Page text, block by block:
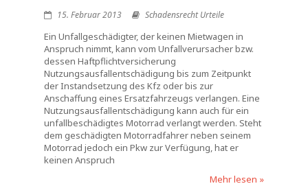
15. Februar 2013 Schadensrecht Urteile
Ein Unfallgeschädigter, der keinen Mietwagen in
Anspruch nimmt, kann vom Unfallverursacher bzw.
dessen Haftpflichtversicherung
Nutzungsausfallentschädigung bis zum Zeitpunkt
der Instandsetzung des Kfz oder bis zur
Anschaffung eines Ersatzfahrzeugs verlangen. Eine
Nutzungsausfallentschädigung kann auch für ein
unfallbeschädigtes Motorrad verlangt werden. Steht
dem geschädigten Motorradfahrer neben seinem
Motorrad jedoch ein Pkw zur Verfügung, hat er
keinen Anspruch
Mehr lesen »